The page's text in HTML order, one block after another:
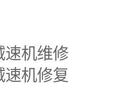
速机维修
速机修复